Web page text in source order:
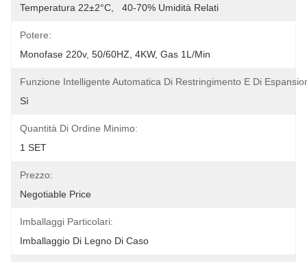
Temperatura 22±2°C,   40-70% Umidità Relati
Potere:
Monofase 220v, 50/60HZ, 4KW, Gas 1L/min
Funzione Intelligente Automatica Di Restringimento E Di
Sì
Quantità Di Ordine Minimo:
1 SET
Prezzo:
Negotiable Price
Imballaggi Particolari:
Imballaggio Di Legno Di Caso